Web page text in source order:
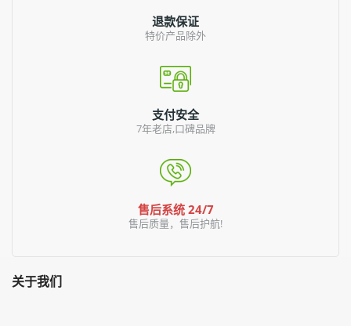
退款保证
特价产品除外
支付安全
7年老店,口碑品牌
售后系统 24/7
售后质量，售后护航!
关于我们